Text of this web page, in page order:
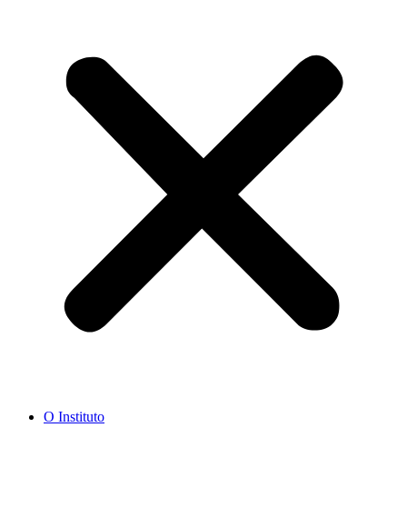
O Instituto